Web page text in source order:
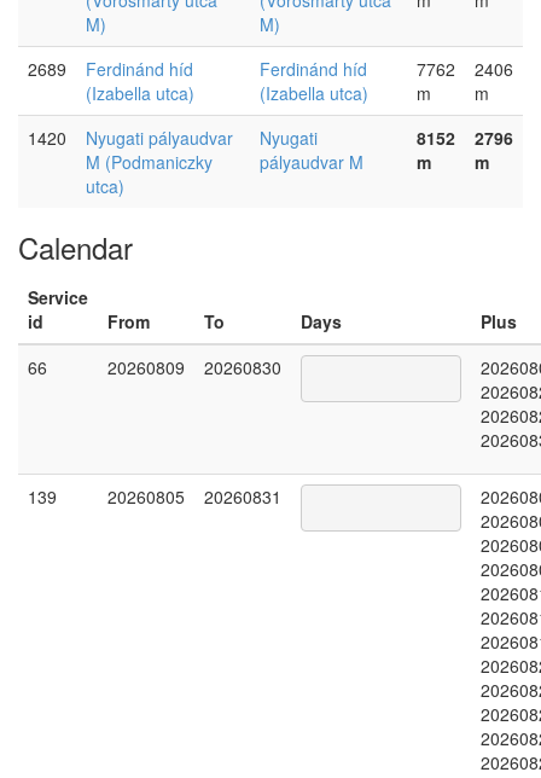
M)
M)
2689
Ferdinánd híd
(Izabella utca)
Ferdinánd híd
(Izabella utca)
7762
m
2406
m
1420
Nyugati pályaudvar
M (Podmaniczky
utca)
Nyugati
pályaudvar M
8152
m
2796
m
Calendar
Service
id
From To Days
Plus
66
20260809 20260830
139 20260805 20260831